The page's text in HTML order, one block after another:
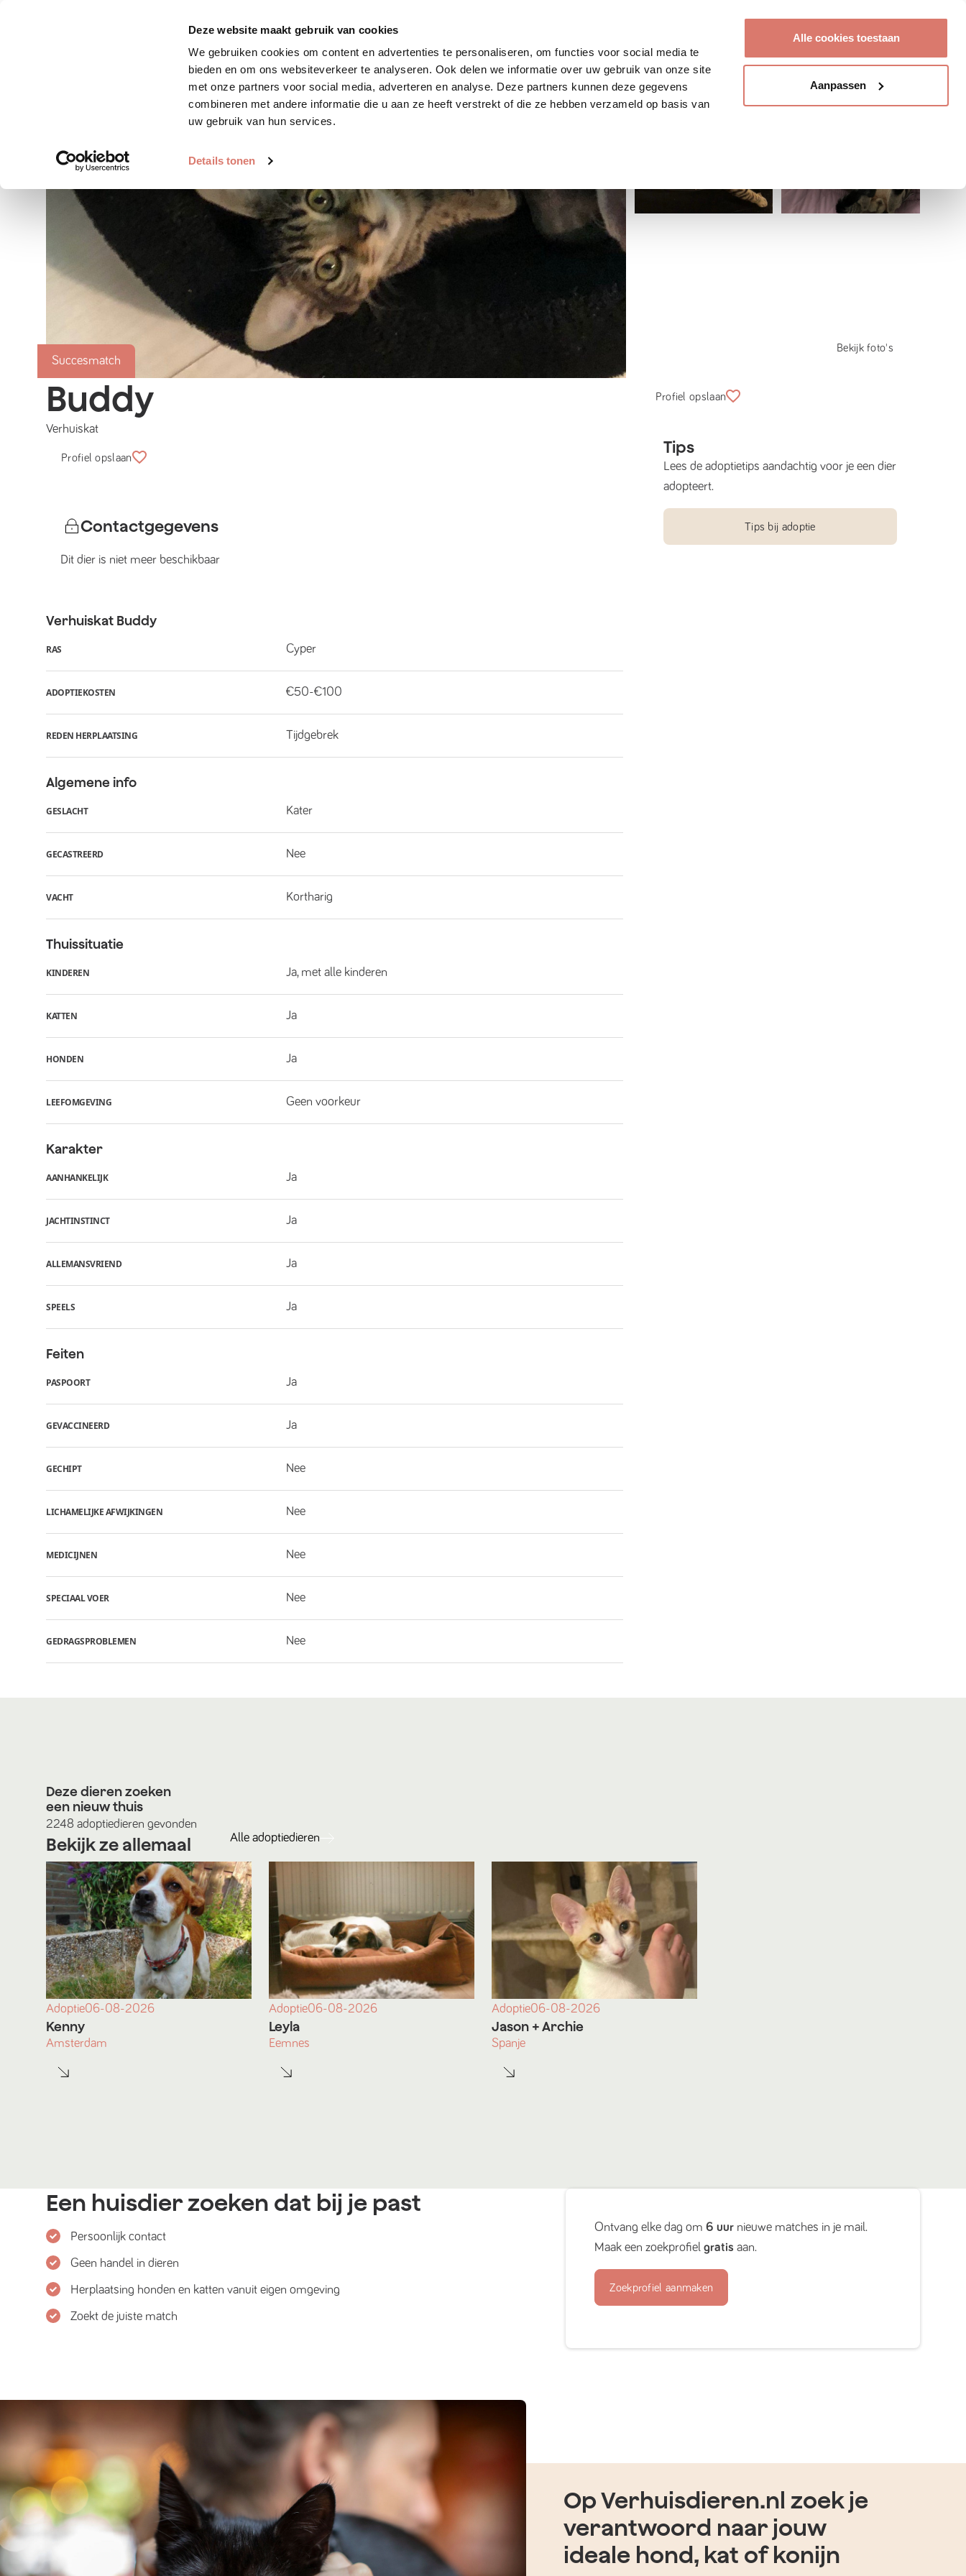
Deze website maakt gebruik van cookies
We gebruiken cookies om content en advertenties te personaliseren, om functies voor social media te
bieden en om ons websiteverkeer te analyseren. Ook delen we informatie over uw gebruik van onze site
met onze partners voor social media, adverteren en analyse. Deze partners kunnen deze gegevens
combineren met andere informatie die u aan ze heeft verstrekt of die ze hebben verzameld op basis van
uw gebruik van hun services.
Details tonen
Alle cookies toestaan
Aanpassen
Zoek huisdier Plaats huisdier Hoe werkt het?
Succesmatch
Bekijk foto's
Buddy
Verhuiskat
Profiel opslaan
Contactgegevens
Dit dier is niet meer beschikbaar
Verhuiskat Buddy
RAS Cyper
ADOPTIEKOSTEN €50-€100
REDEN HERPLAATSING Tijdgebrek
Algemene info
GESLACHT Kater
GECASTREERD Nee
VACHT Kortharig
Thuissituatie
KINDEREN Ja, met alle kinderen
KATTEN Ja
HONDEN Ja
LEEFOMGEVING Geen voorkeur
Karakter
AANHANKELIJK Ja
JACHTINSTINCT Ja
ALLEMANSVRIEND Ja
SPEELS Ja
Feiten
PASPOORT Ja
GEVACCINEERD Ja
GECHIPT Nee
LICHAMELIJKE AFWIJKINGEN Nee
MEDICIJNEN Nee
SPECIAAL VOER Nee
GEDRAGSPROBLEMEN Nee
Profiel opslaan
Tips
Lees de adoptietips aandachtig voor je een dier
adopteert.
Tips bij adoptie
Deze dieren zoeken
een nieuw thuis
2248 adoptiedieren gevonden
Bekijk ze allemaal Alle adoptiedieren
Adoptie06-08-2026
Kenny
Amsterdam
Adoptie06-08-2026
Leyla
Eemnes
Adoptie06-08-2026
Jason + Archie
Spanje
Een huisdier zoeken dat bij je past
Persoonlijk contact
Geen handel in dieren
Herplaatsing honden en katten vanuit eigen omgeving
Zoekt de juiste match
Ontvang elke dag om6 uur nieuwe matches in je mail.
Maak een zoekprofielgratis aan.
Zoekprofiel aanmaken
Op Verhuisdieren.nl zoek je
verantwoord naar jouw
ideale hond, kat of konijn